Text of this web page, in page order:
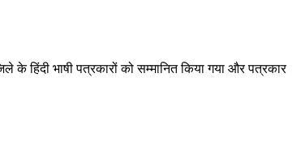
हिंदी भाषी पत्रकारों को सम्मानित किया गया और पत्रकार